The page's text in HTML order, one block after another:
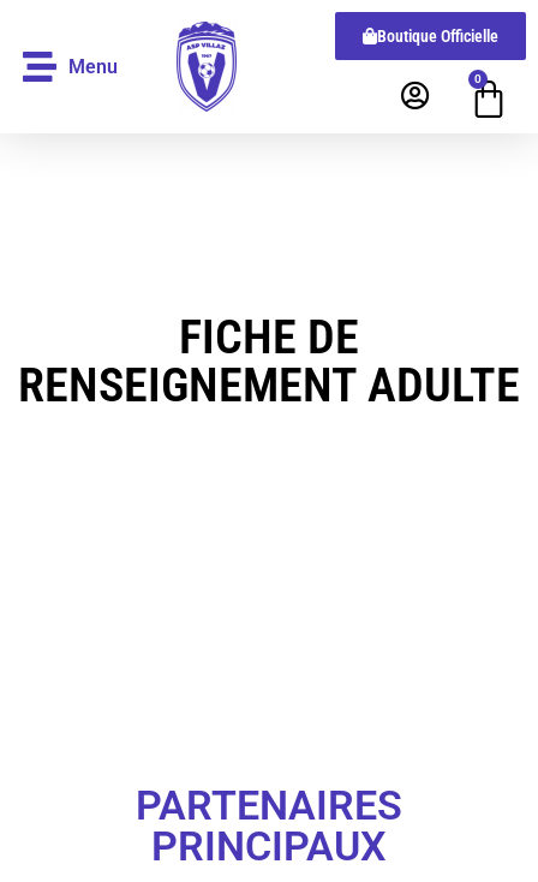
Menu
Boutique Officielle
0
FICHE DE
RENSEIGNEMENT ADULTE
PARTENAIRES
PRINCIPAUX